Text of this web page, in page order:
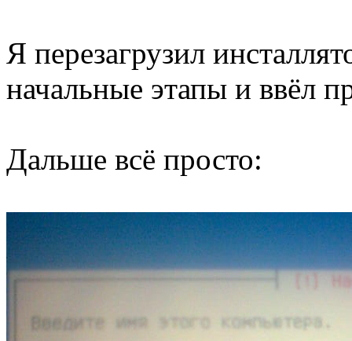
Я перезагрузил
начальные этапы и ввёл
Дальше всё просто: